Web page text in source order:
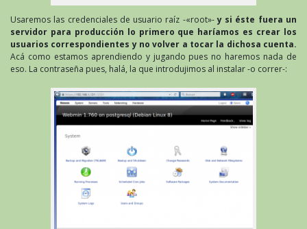
Usaremos las credenciales de usuario raíz -«root»-y si éste fuera un
servidor para producción lo primero que haríamos es crear los
usuarios correspondientes y no volver a tocar la dichosa cuenta.
Acá como estamos aprendiendo y jugando pues no haremos nada de
eso. La contraseña pues, halá, la que introdujimos al instalar -o correr-: